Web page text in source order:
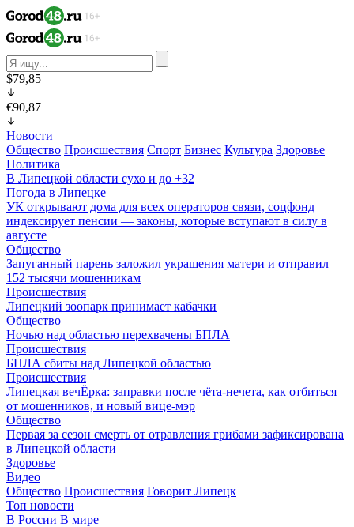
$79,85
€90,87
Новости
Общество Происшествия Спорт Бизнес Культура Здоровье
Политика
В Липецкой области сухо и до +32
Погода в Липецке
УК открывают дома для всех операторов связи, соцфонд
индексирует пенсии — законы, которые вступают в силу в
августе
Общество
Запуганный парень заложил украшения матери и отправил
152 тысячи мошенникам
Происшествия
Липецкий зоопарк принимает кабачки
Общество
Ночью над областью перехвачены БПЛА
Происшествия
БПЛА сбиты над Липецкой областью
Происшествия
Липецкая вечЁрка: заправки после чёта-нечета, как отбиться
от мошенников, и новый вице-мэр
Общество
Первая за сезон смерть от отравления грибами зафиксирована
в Липецкой области
Здоровье
Видео
Общество Происшествия Говорит Липецк
Топ новости
В России В мире